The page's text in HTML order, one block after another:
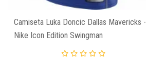
Camiseta Luka Doncic Dallas Mavericks -
Nike Icon Edition Swingman